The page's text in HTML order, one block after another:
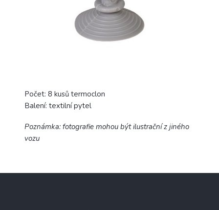
Počet: 8 kusů termoclon
Balení: textilní pytel
Poznámka: fotografie mohou být ilustrační z jiného
vozu